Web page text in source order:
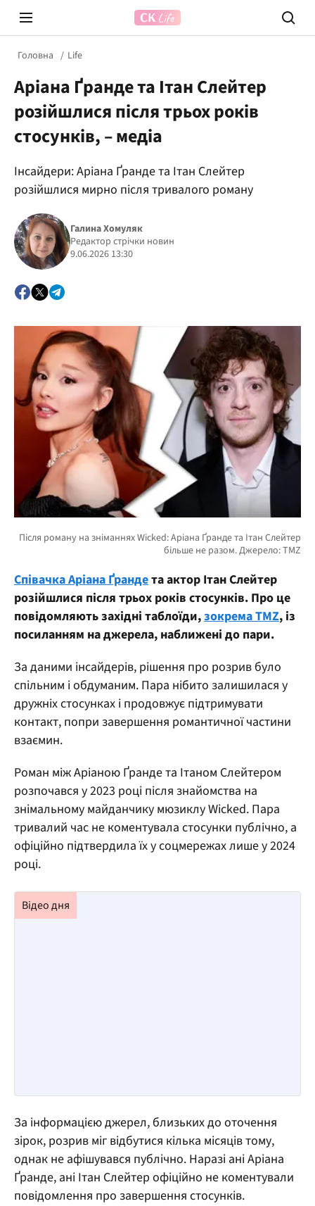
Prosecco Time
Головна Life
Аріана Ґранде та Ітан Слейтер
розійшлися після трьох років
стосунків, – медіа
Інсайдери: Аріана Ґранде та Ітан Слейтер
розійшлися мирно після тривалого роману
Галина Хомуляк
Редактор стрічки новин
9.06.2026 13:30
Співачка Аріана Ґрандета актор Ітан Слейтер
розійшлися після трьох років стосунків. Про це
повідомляють західні таблоїди,зокрема TMZ, із
посиланням на джерела, наближені до пари.
За даними інсайдерів, рішення про розрив було
спільним і обдуманим. Пара нібито залишилася у
дружніх стосунках і продовжує підтримувати
контакт, попри завершення романтичної частини
взаємин.
Роман між Аріаною Ґранде та Ітаном Слейтером
розпочався у 2023 році після знайомства на
знімальному майданчику мюзиклу Wicked. Пара
тривалий час не коментувала стосунки публічно, а
офіційно підтвердила їх у соцмережах лише у 2024
році.
За інформацією джерел, близьких до оточення
зірок, розрив міг відбутися кілька місяців тому,
однак не афішувався публічно. Наразі ані Аріана
Ґранде, ані Ітан Слейтер офіційно не коментували
повідомлення про завершення стосунків.